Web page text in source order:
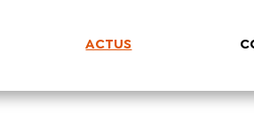
ACTUS